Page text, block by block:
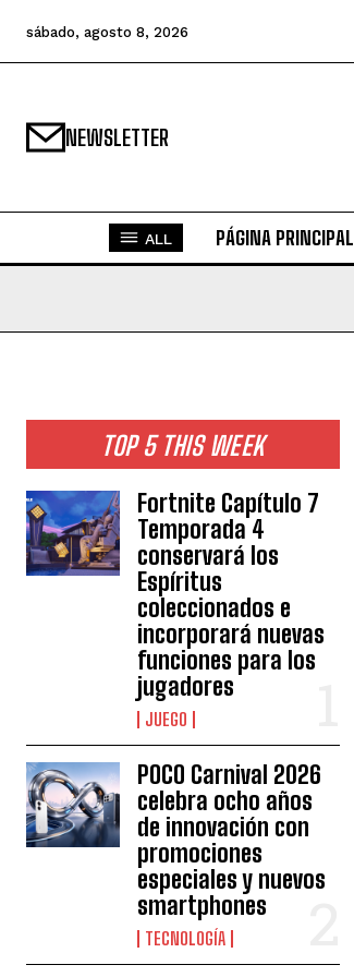
sábado, agosto 8, 2026
NEWSLETTER
ALL PÁGINA PRINCIPAL
TOP 5 THIS WEEK
Fortnite Capítulo 7
Temporada 4
conservará los
Espíritus
coleccionados e
incorporará nuevas
funciones para los
jugadores
JUEGO
POCO Carnival 2026
celebra ocho años
de innovación con
promociones
especiales y nuevos
smartphones
TECNOLOGÍA